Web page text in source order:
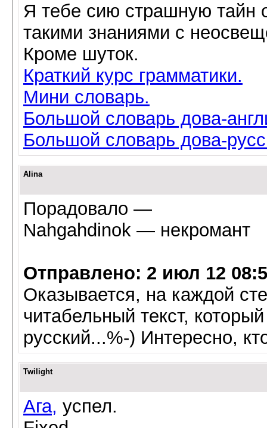
Я тебе сию страшную тайн
такими знаниями с
Кроме шуток.
Краткий курс грамматики.
Мини словарь.
Большой словарь дова-
Большой словарь дова-
Alina
Порадовало —
Nahgahdinok — некромант
Отправлено: 2 июл 12
Оказывается, на каждой
читабельный текст,
русский...%-) Интересно,
Twilight
Ага, успел.